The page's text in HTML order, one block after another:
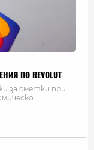
ПО REVOLUT
за сметки при